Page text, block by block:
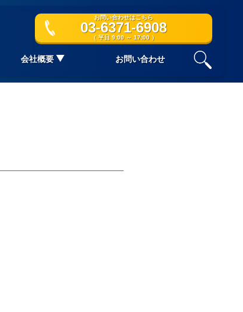
お問い合わせはこちら
03-6371-6908
（ 平日 9:00 ～ 17:00 ）
会社概要 お問い合わせ